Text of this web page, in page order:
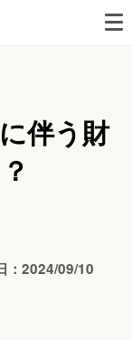
伴う財
：2024/09/10